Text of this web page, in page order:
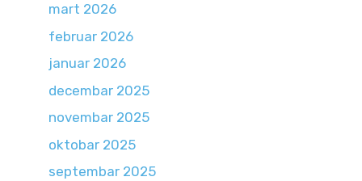
mart 2026
februar 2026
januar 2026
decembar 2025
novembar 2025
oktobar 2025
septembar 2025